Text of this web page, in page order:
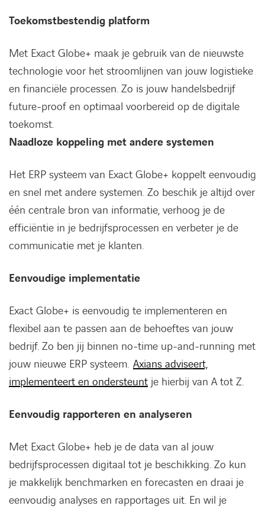
Toekomstbestendig platform
Met Exact Globe+ maak je gebruik van de nieuwste
technologie voor het stroomlijnen van jouw logistieke
en financiële processen. Zo is jouw handelsbedrijf
future-proof en optimaal voorbereid op de digitale
toekomst.
Naadloze koppeling met andere systemen
Het ERP systeem van Exact Globe+ koppelt eenvoudig
en snel met andere systemen. Zo beschik je altijd over
één centrale bron van informatie, verhoog je de
efficiëntie in je bedrijfsprocessen en verbeter je de
communicatie met je klanten.
Eenvoudige implementatie
Exact Globe+ is eenvoudig te implementeren en
flexibel aan te passen aan de behoeftes van jouw
bedrijf. Zo ben jij binnen no-time up-and-running met
jouw nieuwe ERP systeem. Axians adviseert,
implementeert en ondersteunt je hierbij van A tot Z.
Eenvoudig rapporteren en analyseren
Met Exact Globe+ heb je de data van al jouw
bedrijfsprocessen digitaal tot je beschikking. Zo kun
je makkelijk benchmarken en forecasten en draai je
eenvoudig analyses en rapportages uit. En wil je